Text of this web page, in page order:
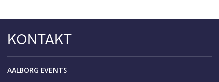
KONTAKT
AALBORG EVENTS